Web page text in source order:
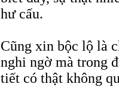
hư cấu.
Cũng xin bộc lộ là
nghi ngờ mà trong
tiết có thật không